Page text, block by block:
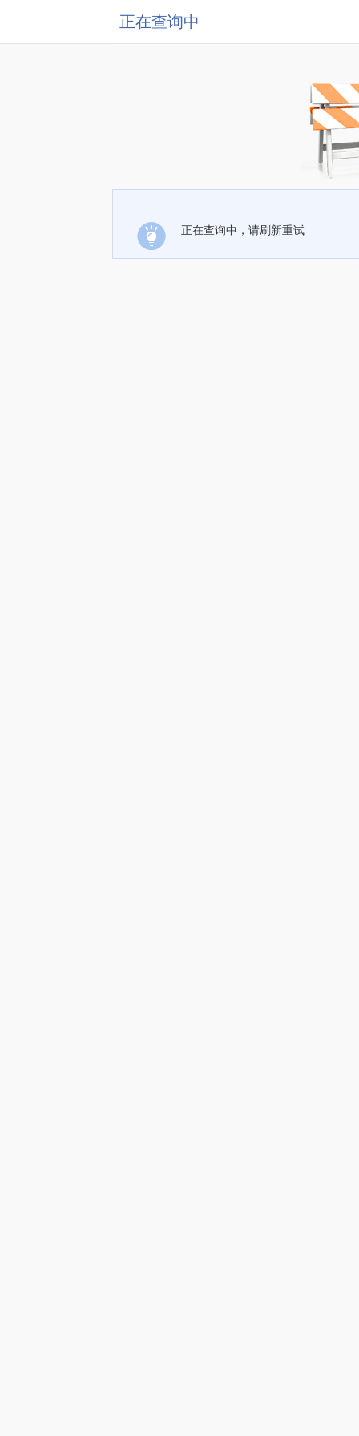
正在查询中
正在查询中，请刷新重试